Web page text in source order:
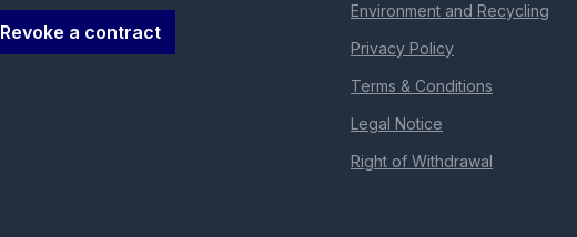
Revoke a contract
Environment and Recycling
Privacy Policy
Terms & Conditions
Legal Notice
Right of Withdrawal